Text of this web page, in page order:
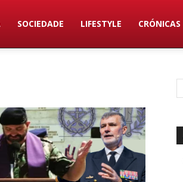
SOCIEDADE LIFESTYLE CRÓNICAS